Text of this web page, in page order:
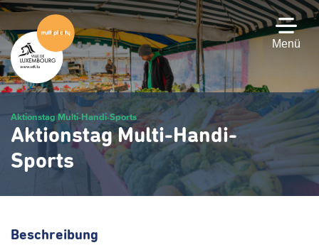
Zum
Hauptinhalt
gehen
Menü
Aktionstag Multi-Handi-Sports
Aktionstag Multi-Handi-
Sports
Beschreibung